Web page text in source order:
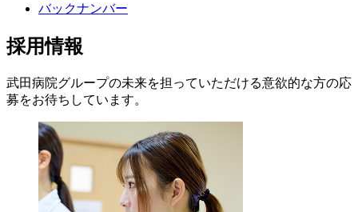
バックナンバー
採用情報
武田病院グループの未来を担っていただける意欲的な方の応
募をお待ちしています。